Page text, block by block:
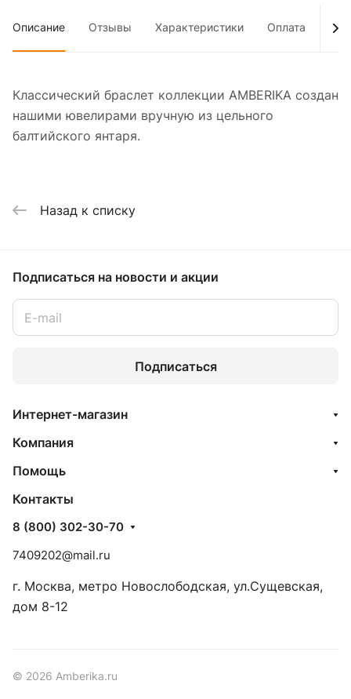
Описание Отзывы Характеристики Оплата
Классический браслет коллекции AMBERIKA создан
нашими ювелирами вручную из цельного
балтийского янтаря.
Назад к списку
Подписаться на новости и акции
Подписаться
Интернет-магазин
Компания
Помощь
Контакты
8 (800) 302-30-70
7409202@mail.ru
г. Москва, метро Новослободская, ул.Сущевская,
дом 8-12
© 2026 Amberika.ru